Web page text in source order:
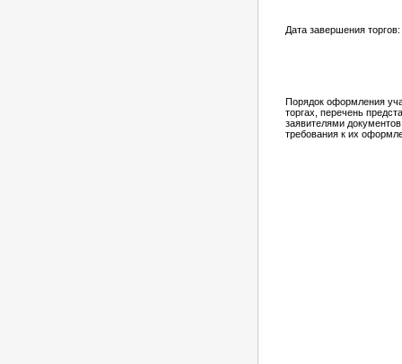
Дата завершения торгов:
Порядок оформления
торгах, перечень
заявителями
требования к их